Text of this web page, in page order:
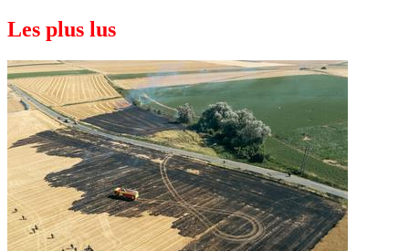
Les plus lus